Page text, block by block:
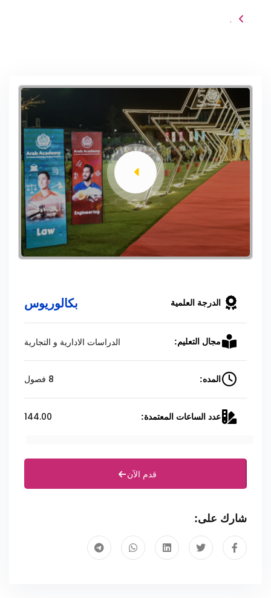
.
الدرجة العلمية بكالوريوس
مجال التعليم: الدراسات الادارية و التجارية
المده: 8 فصول
عدد الساعات المعتمدة: 144.00
قدم الآن
شارك على: